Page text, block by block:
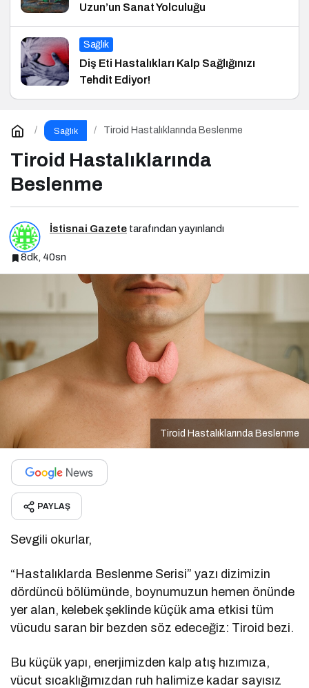
Uzun’un Sanat Yolculuğu
Sağlık
Diş Eti Hastalıkları Kalp Sağlığınızı
Tehdit Ediyor!
Sağlık Tiroid Hastalıklarında Beslenme
Tiroid Hastalıklarında
Beslenme
İstisnai Gazete tarafından yayınlandı
8dk, 40sn
Tiroid Hastalıklarında Beslenme
PAYLAŞ
Sevgili okurlar,
“Hastalıklarda Beslenme Serisi” yazı dizimizin
dördüncü bölümünde, boynumuzun hemen önünde
yer alan, kelebek şeklinde küçük ama etkisi tüm
vücudu saran bir bezden söz edeceğiz: Tiroid bezi.
Bu küçük yapı, enerjimizden kalp atış hızımıza,
vücut sıcaklığımızdan ruh halimize kadar sayısız